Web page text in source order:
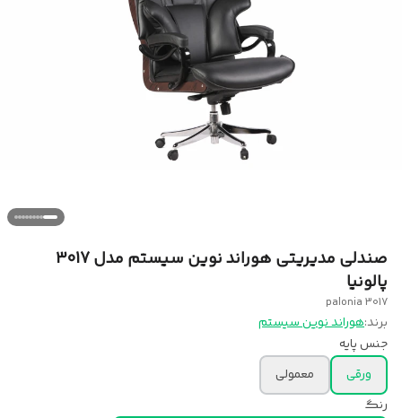
صندلی مدیریتی هوراند نوین سیستم مدل 3017
پالونیا
3017 palonia
برند:هوراند نوین سیستم
جنس پایه
ورقی
معمولی
رنگ